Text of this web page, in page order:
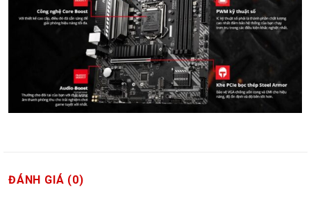
ĐÁNH GIÁ (0)